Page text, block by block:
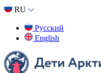
RU
Русский
English